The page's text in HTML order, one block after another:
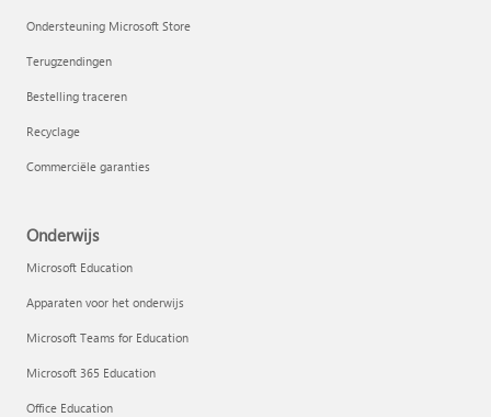
Ondersteuning Microsoft Store
Terugzendingen
Bestelling traceren
Recyclage
Commerciële garanties
Onderwijs
Microsoft Education
Apparaten voor het onderwijs
Microsoft Teams for Education
Microsoft 365 Education
Office Education